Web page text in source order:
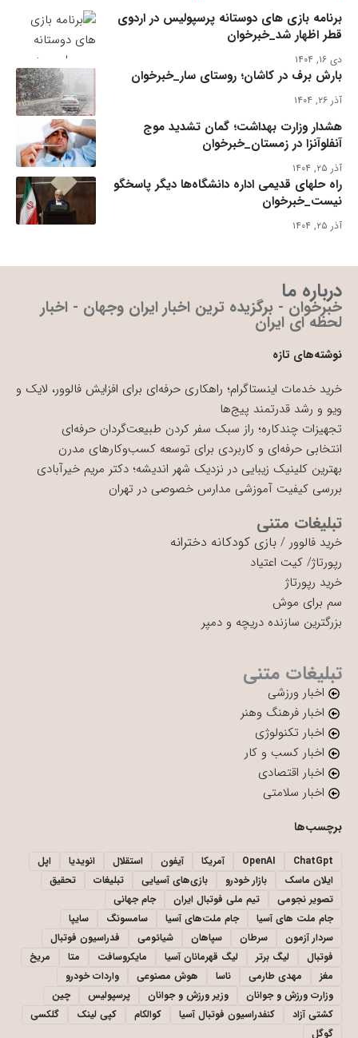
برنامه بازی های دوستانه پرسپولیس در اردوی
قطر اظهار شد_خبرخوان
دی ۱۶, ۱۴۰۴
بارش برف در کاشان؛ روستای سار_خبرخوان
آذر ۲۶, ۱۴۰۴
هشدار وزارت بهداشت؛ گمان تشدید موج
آنفلوآنزا در زمستان_خبرخوان
آذر ۲۵, ۱۴۰۴
راه حلهای قدیمی اداره دانشگاه‌ها دیگر پاسخگو
نیست_خبرخوان
آذر ۲۵, ۱۴۰۴
درباره ما
خبرخوان - برگزیده ترین اخبار ایران وجهان - اخبار
لحظه ای ایران
نوشته‌های تازه
خرید خدمات اینستاگرام؛ راهکاری حرفه‌ای برای افزایش فالوور، لایک و
ویو و رشد قدرتمند پیج‌ها
تجهیزات چندکاره؛ راز سبک سفر کردن طبیعت‌گردان حرفه‌ای
انتخابی حرفه‌ای و کاربردی برای توسعه کسب‌وکارهای مدرن
بهترین کلینیک زیبایی در نزدیک شهر اندیشه؛ دکتر مریم خیرآبادی
بررسی کیفیت آموزشی مدارس خصوصی در تهران
تبلیغات متنی
خرید فالوور / بازی کودکانه دخترانه
رپورتاژ/ کیت اعتیاد
خرید رپورتاژ
سم برای موش
بزرگترین سازنده دریچه و دمپر
تبلیغات متنی
اخبار ورزشی
اخبار فرهنگ وهنر
اخبار تکنولوژی
اخبار کسب و کار
اخبار اقتصادی
اخبار سلامتی
برچسب‌ها
ChatGpt
OpenAI آمریکا آیفون استقلال انویدیا
اپل
ایلان ماسک
بازار خودرو بازی‌های آسیایی تبلیغات
تحقیق
تصویر نجومی
تیم ملی فوتبال ایران
جام جهانی
جام ملت های آسیا
جام ملت‌های آسیا سامسونگ
سایپا
سردار آزمون
سرطان سپاهان شیائومی
فدراسیون فوتبال
فوتبال
لیگ برتر لیگ قهرمانان آسیا مایکروسافت متا
مریخ
مغز
مهدی طارمی ناسا هوش مصنوعی
واردات خودرو
وزارت ورزش و جوانان
وزیر ورزش و جوانان پرسپولیس
چین
کشتی آزاد
کنفدراسیون فوتبال آسیا کوالکام کپی لینک
گلکسی
گوگل